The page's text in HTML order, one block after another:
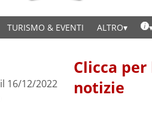
TURISMO & EVENTI ALTRO
il 16/12/2022
Clicca
notizie